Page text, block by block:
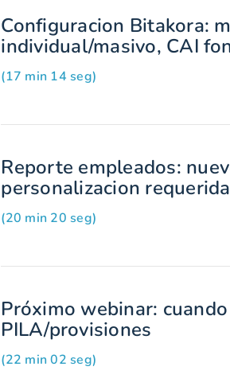
Configuracion Bitakora:
individual/masivo, CAI
(17 min 14 seg)
Reporte empleados:
personalizacion requerida
(20 min 20 seg)
Próximo webinar:
PILA/provisiones
(22 min 02 seg)